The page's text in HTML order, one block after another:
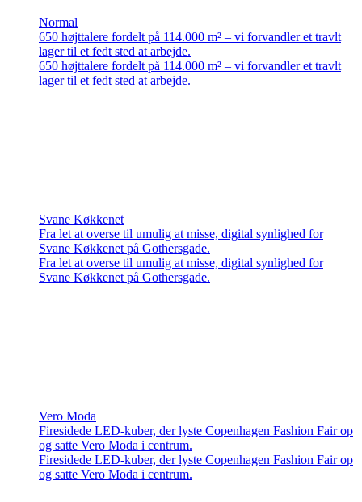
Normal
650 højttalere fordelt på 114.000 m² – vi forvandler et travlt
lager til et fedt sted at arbejde.
650 højttalere fordelt på 114.000 m² – vi forvandler et travlt
lager til et fedt sted at arbejde.
Svane Køkkenet
Fra let at overse til umulig at misse, digital synlighed for
Svane Køkkenet på Gothersgade.
Fra let at overse til umulig at misse, digital synlighed for
Svane Køkkenet på Gothersgade.
Vero Moda
Firesidede LED-kuber, der lyste Copenhagen Fashion Fair op
og satte Vero Moda i centrum.
Firesidede LED-kuber, der lyste Copenhagen Fashion Fair op
og satte Vero Moda i centrum.